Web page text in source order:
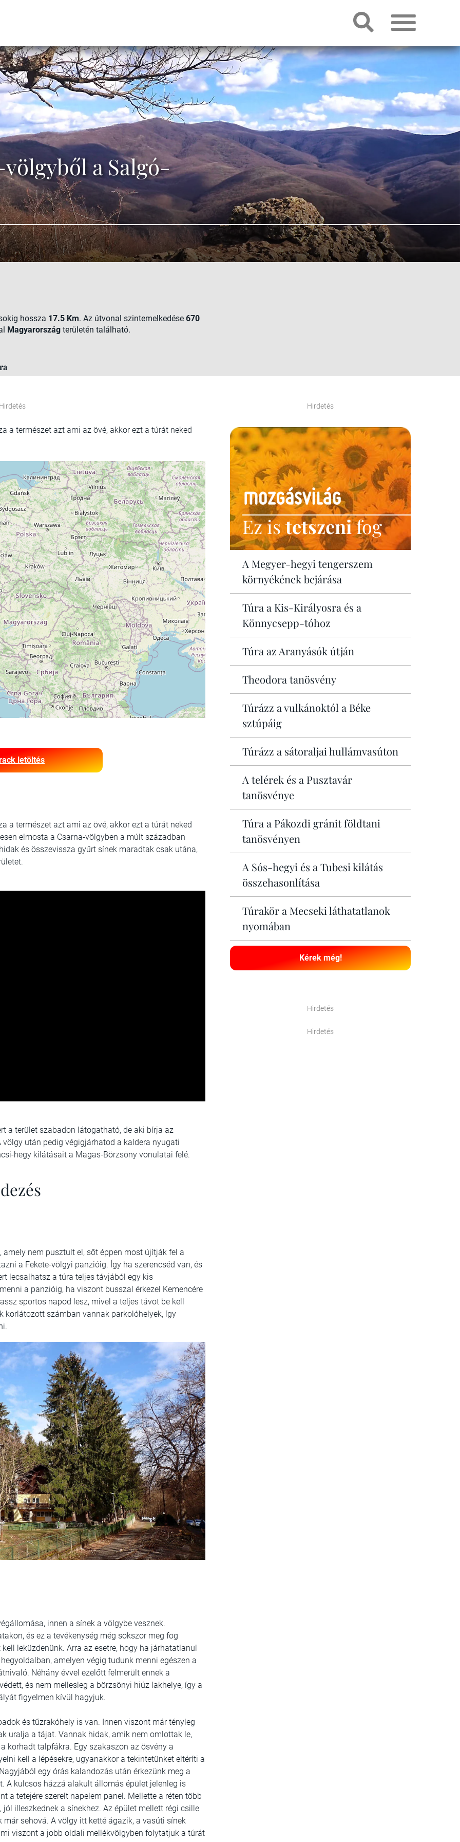
a Salgó-
hossza 17.5 Km. Az útvonal szintemelkedése 670
Magyarország területén található.
a természet azt ami az övé, akkor ezt a túrát neked
letöltés
a természet azt ami az övé, akkor ezt a túrát neked
elmosta a Csarna-völgyben a múlt században
és összevissza gyűrt sínek maradtak csak utána,
a terület szabadon látogatható, de aki bírja az
után pedig végigjárhatod a kaldera nyugati
hegy kilátásait a Magas-Börzsöny vonulatai felé.
nem pusztult el, sőt éppen most újítják fel a
a Fekete-völgyi panzióig. Így ha szerencséd van, és
lecsalhatsz a túra teljes távjából egy kis
a panzióig, ha viszont busszal érkezel Kemencére
sportos napod lesz, mivel a teljes távot be kell
korlátozott számban vannak parkolóhelyek, így
innen a sínek a völgybe vesznek.
és ez a tevékenység még sokszor meg fog
leküzdenünk. Arra az esetre, hogy ha járhatatlanul
amelyen végig tudunk menni egészen a
Néhány évvel ezelőtt felmerült ennek a
és nem mellesleg a börzsönyi hiúz lakhelye, így a
figyelmen kívül hagyjuk.
és tűzrakóhely is van. Innen viszont már tényleg
uralja a tájat. Vannak hidak, amik nem omlottak le,
korhadt talpfákra. Egy szakaszon az ösvény a
kell a lépésekre, ugyanakkor a tekintetünket eltéríti a
egy órás kalandozás után érkezünk meg a
A kulcsos házzá alakult állomás épület jelenleg is
a tetejére szerelt napelem panel. Mellette a réten több
illeszkednek a sínekhez. Az épület mellett régi csille
sehová. A völgy itt ketté ágazik, a vasúti sínek
viszont a jobb oldali mellékvölgyben folytatjuk a túrát
Hirdetés
Ez istetszenifog
A Megyer-hegyi tengerszem
környékének bejárása
Túra a Kis-Királyosra és a
Könnycsepp-tóhoz
Túra az Aranyásók útján
Theodora tanösvény
Túrázz a vulkánoktól a Béke
sztúpáig
Túrázz a sátoraljai hullámvasúton
A telérek és a Pusztavár
tanösvénye
Túra a Pákozdi gránit földtani
tanösvényen
A Sós-hegyi és a Tubesi kilátás
összehasonlítása
Túrakör a Mecseki láthatatlanok
nyomában
Kérek még!
Hirdetés
Hirdetés